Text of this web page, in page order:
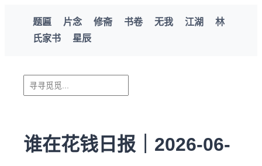
题匾 片念 修斋 书卷 无我 江湖
林
氏家书
星辰
谁在花钱日报｜2026-06-